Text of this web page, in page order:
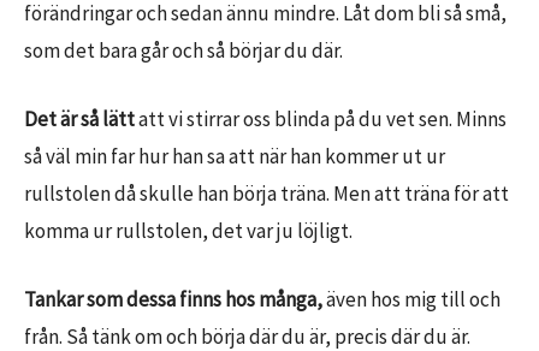
förändringar och sedan ännu mindre. Låt dom bli så små,
som det bara går och så börjar du där.
Det är så lättatt vi stirrar oss blinda på du vet sen. Minns
så väl min far hur han sa att när han kommer ut ur
rullstolen då skulle han börja träna. Men att träna för att
komma ur rullstolen, det var ju löjligt.
Tankar som dessa finns hos många,även hos mig till och
från. Så tänk om och börja där du är, precis där du är.